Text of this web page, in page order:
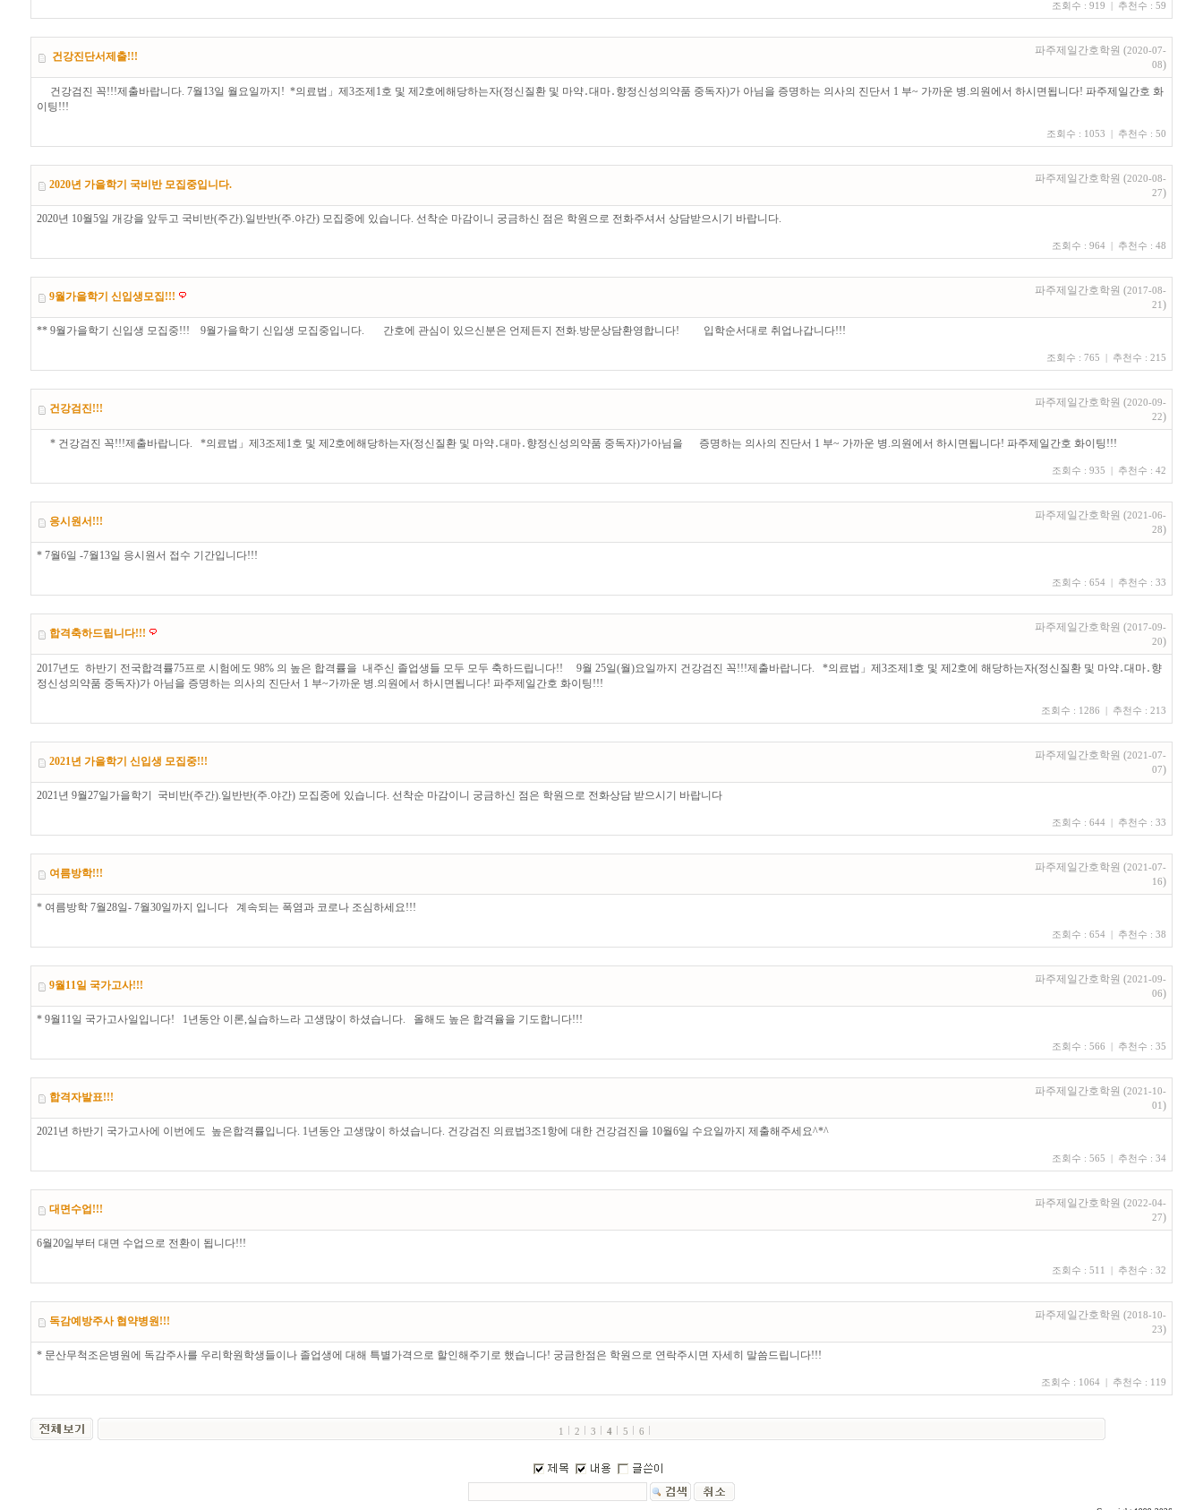
조회수 : 919 | 추천수 : 59
건강진단서제출!!! 파주제일간호학원 (2020-07-
08)
건강검진 꼭!!!제출바랍니다. 7월13일 월요일까지! *의료법」제3조제1호 및 제2호에해당하는자(정신질환 및 마약․대마․향정신성의약품 중독자)가 아님을 증명하는 의사의 진단서 1 부~ 가까운 병.의원에서 하시면됩니다! 파주제일간호 화
이팅!!!
조회수 : 1053 | 추천수 : 50
2020년 가을학기 국비반 모집중입니다. 파주제일간호학원 (2020-08-
27)
2020년 10월5일 개강을 앞두고 국비반(주간).일반반(주.야간) 모집중에 있습니다. 선착순 마감이니 궁금하신 점은 학원으로 전화주셔서 상담받으시기 바랍니다.
조회수 : 964 | 추천수 : 48
9월가을학기 신입생모집!!! 파주제일간호학원 (2017-08-
21 )
** 9월가을학기 신입생 모집중!!! 9월가을학기 신입생 모집중입니다. 간호에 관심이 있으신분은 언제든지 전화.방문상담환영합니다! 입학순서대로 취업나갑니다!!!
조회수 : 765 | 추천수 : 215
건강검진!!! 파주제일간호학원 (2020-09-
22)
* 건강검진 꼭!!!제출바랍니다. *의료법」제3조제1호 및 제2호에해당하는자(정신질환 및 마약․대마․향정신성의약품 중독자)가아님을 증명하는 의사의 진단서 1 부~ 가까운 병.의원에서 하시면됩니다! 파주제일간호 화이팅!!!
조회수 : 935 | 추천수 : 42
응시원서!!! 파주제일간호학원 (2021-06-
28)
* 7월6일 -7월13일 응시원서 접수 기간입니다!!!
조회수 : 654 | 추천수 : 33
합격축하드립니다!!! 파주제일간호학원 (2017-09-
20)
2017년도 하반기 전국합격률75프로 시험에도 98% 의 높은 합격률을 내주신 졸업생들 모두 모두 축하드립니다!! 9월 25일(월)요일까지 건강검진 꼭!!!제출바랍니다. *의료법」제3조제1호 및 제2호에 해당하는자(정신질환 및 마약․대마․향
정신성의약품 중독자)가 아님을 증명하는 의사의 진단서 1 부~가까운 병.의원에서 하시면됩니다! 파주제일간호 화이팅!!!
조회수 : 1286 | 추천수 : 213
2021년 가을학기 신입생 모집중!!! 파주제일간호학원 (2021-07-
07)
2021년 9월27일가을학기 국비반(주간).일반반(주.야간) 모집중에 있습니다. 선착순 마감이니 궁금하신 점은 학원으로 전화상담 받으시기 바랍니다
조회수 : 644 | 추천수 : 33
여름방학!!! 파주제일간호학원 (2021-07-
16)
* 여름방학 7월28일- 7월30일까지 입니다 계속되는 폭염과 코로나 조심하세요!!!
조회수 : 654 | 추천수 : 38
9월11일 국가고사!!! 파주제일간호학원 (2021-09-
06)
* 9월11일 국가고사일입니다! 1년동안 이론,실습하느라 고생많이 하셨습니다. 올해도 높은 합격율을 기도합니다!!!
조회수 : 566 | 추천수 : 35
합격자발표!!! 파주제일간호학원 (2021-10-
01 )
2021년 하반기 국가고사에 이번에도 높은합격률입니다. 1년동안 고생많이 하셨습니다. 건강검진 의료법3조1항에 대한 건강검진을 10월6일 수요일까지 제출해주세요^*^
조회수 : 565 | 추천수 : 34
대면수업!!! 파주제일간호학원 (2022-04-
27)
6월20일부터 대면 수업으로 전환이 됩니다!!!
조회수 : 511 | 추천수 : 32
독감예방주사 협약병원!!! 파주제일간호학원 (2018-10-
23)
* 문산무척조은병원에 독감주사를 우리학원학생들이나 졸업생에 대해 특별가격으로 할인해주기로 했습니다! 궁금한점은 학원으로 연락주시면 자세히 말씀드립니다!!!
조회수 : 1064 | 추천수 : 119
1 2 3 4 5 6